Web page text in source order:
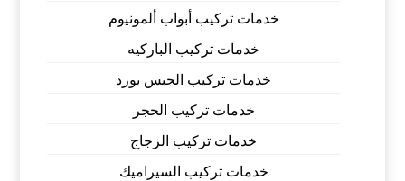
خدمات تركيب أبواب ألمونيوم
خدمات تركيب الباركيه
خدمات تركيب الجبس بورد
خدمات تركيب الحجر
خدمات تركيب الزجاج
خدمات تركيب السيراميك